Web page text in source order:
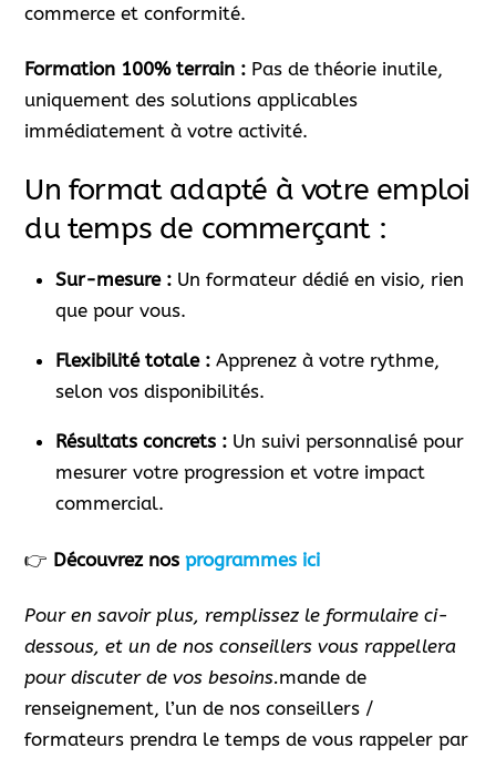
commerce et conformité.
Formation 100% terrain : Pas de théorie inutile,
uniquement des solutions applicables
immédiatement à votre activité.
Un format adapté à votre emploi
du temps de commerçant :
Sur-mesure :Un formateur dédié en visio, rien
que pour vous.
Flexibilité totale :Apprenez à votre rythme,
selon vos disponibilités.
Résultats concrets :Un suivi personnalisé pour
mesurer votre progression et votre impact
commercial.
👉 Découvrez nosprogrammes ici
Pour en savoir plus, remplissez le formulaire ci-
dessous, et un de nos conseillers vous rappellera
pour discuter de vos besoins.mande de
renseignement, l’un de nos conseillers /
formateurs prendra le temps de vous rappeler par